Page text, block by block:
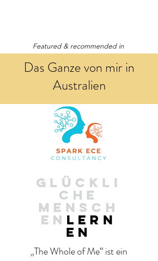
Featured & recommended in
Das Ganze von mir in
Australien
GLÜCKLI
CHE
MENSCH
EN LERN
EN
„The Whole of Me“ ist ein